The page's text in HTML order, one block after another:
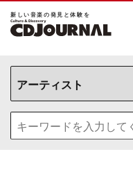
新しい⾳楽の発⾒と体験を